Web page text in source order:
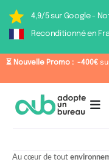
4,9/5 sur Google -
Reconditionné en
⏳ Nouvelle Promo : -400€
Au cœur de tout